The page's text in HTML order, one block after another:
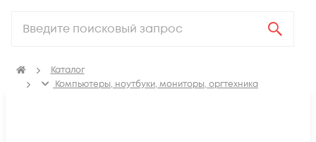
Каталог
Компьютеры, ноутбуки, мониторы, оргтехника